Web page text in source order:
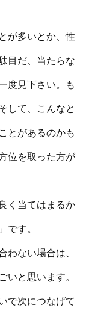
が多いとか、性
目だ、当たらな
度見下さい。も
して、こんなと
とがあるのかも
位を取った方が
く当てはまるか
す。
ない場合は、
と思います。
で次につなげて